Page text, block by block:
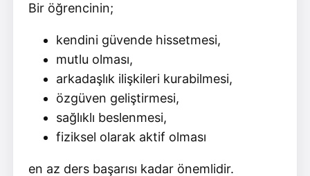
Bir öğrencinin;
kendini güvende hissetmesi,
mutlu olması,
arkadaşlık ilişkileri kurabilmesi,
özgüven geliştirmesi,
sağlıklı beslenmesi,
fiziksel olarak aktif olması
en az ders başarısı kadar önemlidir.